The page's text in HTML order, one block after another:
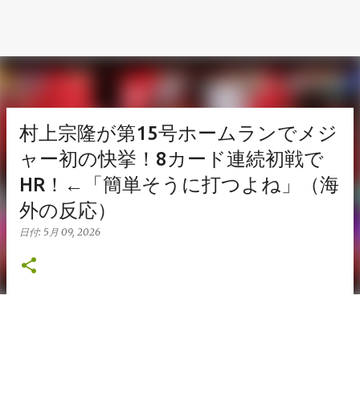
村上宗隆が第15号ホームランでメジ
ャー初の快挙！8カード連続初戦で
HR！←「簡単そうに打つよね」（海
外の反応）
日付: 5月 09, 2026